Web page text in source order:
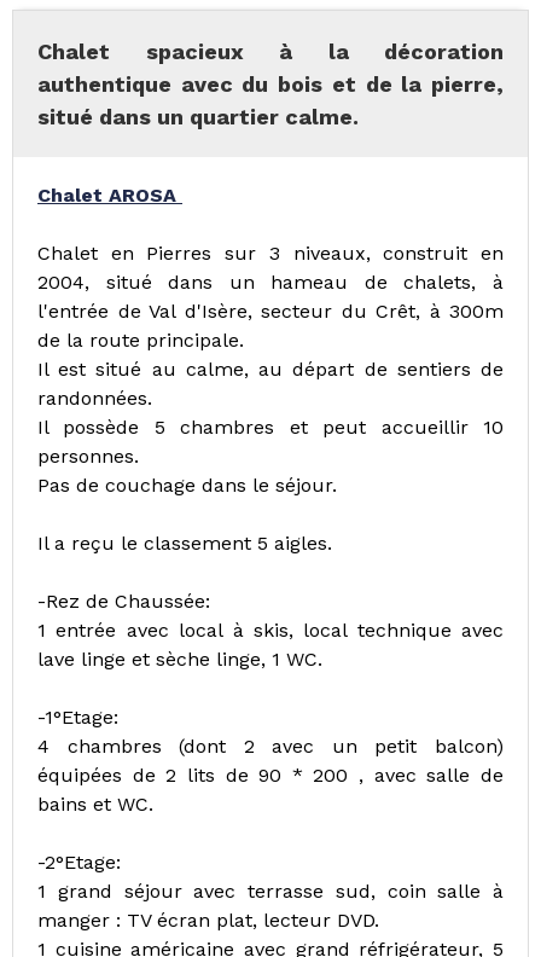
Chalet spacieux à la décoration
authentique avec du bois et de la pierre,
situé dans un quartier calme.
Chalet AROSA
Chalet en Pierres sur 3 niveaux, construit en
2004, situé dans un hameau de chalets, à
l'entrée de Val d'Isère, secteur du Crêt, à 300m
de la route principale.
Il est situé au calme, au départ de sentiers de
randonnées.
Il possède 5 chambres et peut accueillir 10
personnes.
Pas de couchage dans le séjour.
Il a reçu le classement 5 aigles.
-Rez de Chaussée:
1 entrée avec local à skis, local technique avec
lave linge et sèche linge, 1 WC.
-1°Etage:
4 chambres (dont 2 avec un petit balcon)
équipées de 2 lits de 90 * 200 , avec salle de
bains et WC.
-2°Etage:
1 grand séjour avec terrasse sud, coin salle à
manger : TV écran plat, lecteur DVD.
1 cuisine américaine avec grand réfrigérateur, 5